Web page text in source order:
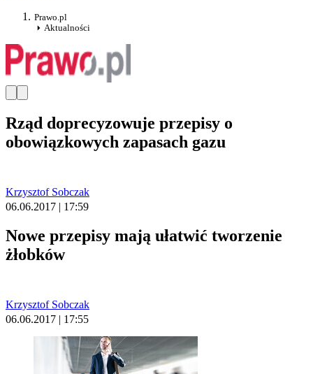
Prawo.pl
Aktualności
Rząd doprecyzowuje przepisy o
obowiązkowych zapasach gazu
Krzysztof Sobczak
06.06.2017 | 17:59
Nowe przepisy mają ułatwić tworzenie
żłobków
Krzysztof Sobczak
06.06.2017 | 17:55